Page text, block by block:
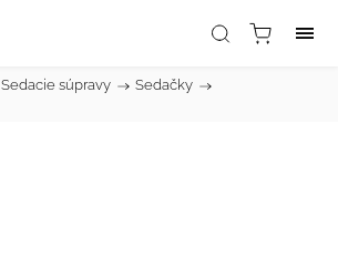
Sedacie súpravy / Sedačky /